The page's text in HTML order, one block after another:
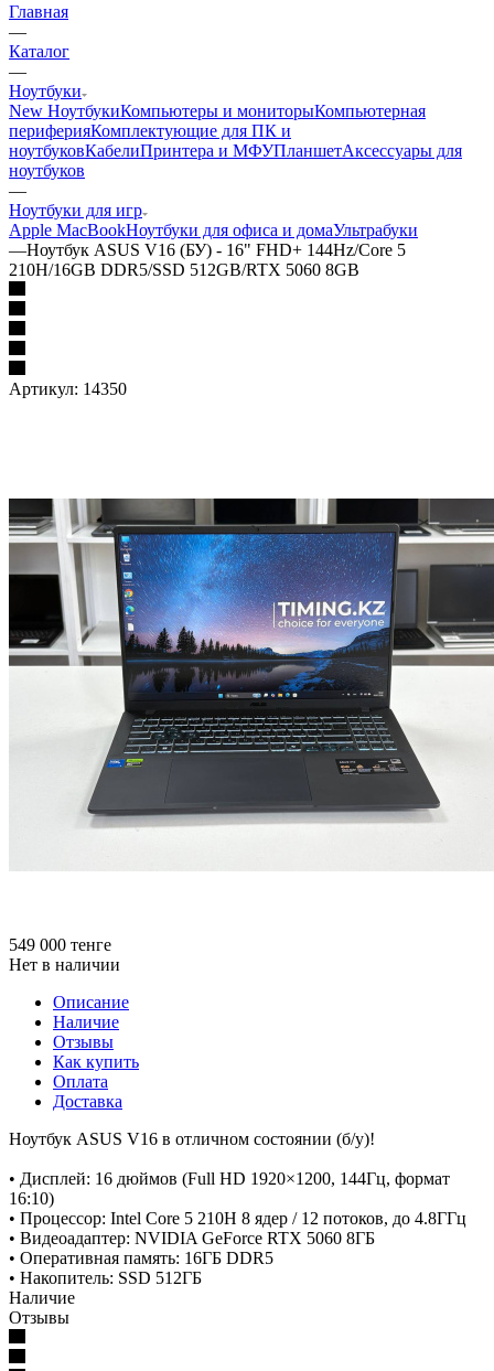
Главная
—
Каталог
—
Ноутбуки
New НоутбукиКомпьютеры и мониторыКомпьютерная
периферияКомплектующие для ПК и
ноутбуковКабелиПринтера и МФУПланшетАксессуары для
ноутбуков
—
Ноутбуки для игр
Apple MacBookНоутбуки для офиса и домаУльтрабуки
—Ноутбук ASUS V16 (БУ) - 16" FHD+ 144Hz/Core 5
210H/16GB DDR5/SSD 512GB/RTX 5060 8GB
Артикул: 14350
549 000 тенге
Нет в наличии
Описание
Наличие
Отзывы
Как купить
Оплата
Доставка
Ноутбук ASUS V16 в отличном состоянии (б/у)!
• Дисплей: 16 дюймов (Full HD 1920×1200, 144Гц, формат
16:10)
• Процессор: Intel Core 5 210H 8 ядер / 12 потоков, до 4.8ГГц
• Видеоадаптер: NVIDIA GeForce RTX 5060 8ГБ
• Оперативная память: 16ГБ DDR5
• Накопитель: SSD 512ГБ
Наличие
Отзывы